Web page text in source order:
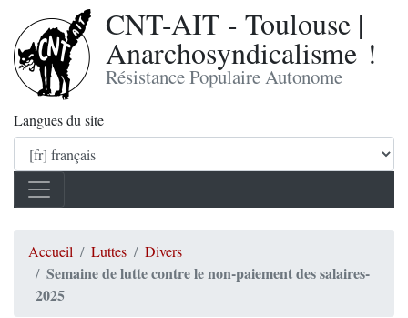
CNT-AIT - Toulouse |
Anarchosyndicalisme !
Résistance Populaire Autonome
Langues du site
Accueil Luttes Divers
Semaine de lutte contre le non-paiement des salaires-
2025